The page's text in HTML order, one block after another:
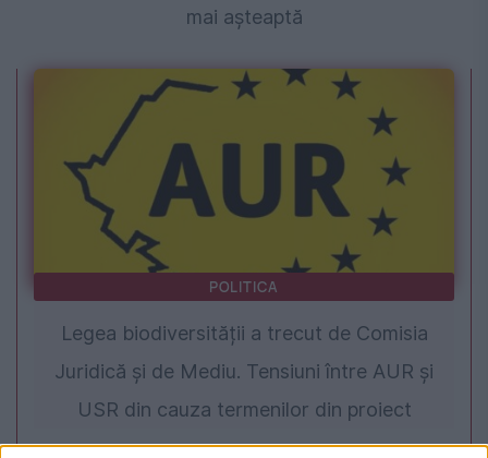
mai așteaptă
POLITICA
Legea biodiversității a trecut de Comisia
Juridică și de Mediu. Tensiuni între AUR și
USR din cauza termenilor din proiect